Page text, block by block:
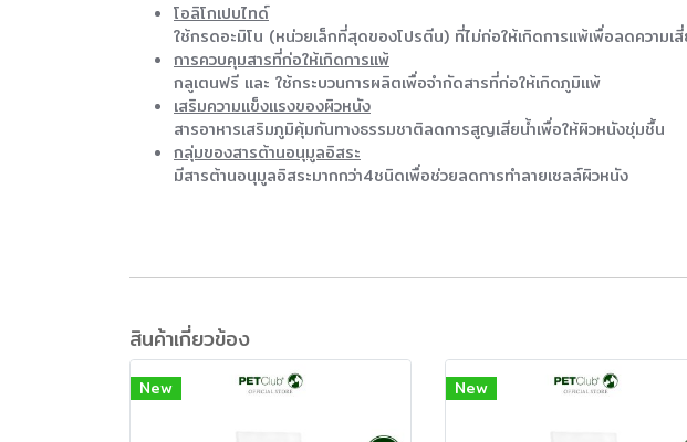
โอลิโกเปบไทด์
ใช้กรดอะมิโน (หน่วยเล็กที่สุดของโปรตีน) ที่ไม่ก่อให้เกิดการแพ้เพื่อลดความเ
การควบคุมสารที่ก่อให้เกิดการแพ้
กลูเตนฟรี และ ใช้กระบวนการผลิตเพื่อจำกัดสารที่ก่อให้เกิดภูมิแพ้
เสริมความแข็งแรงของผิวหนัง
สารอาหารเสริมภูมิคุ้มกันทางธรรมชาติลดการสูญเสียน้ำเพื่อให้ผิวหนังชุ่มชื้น
กลุ่มของสารต้านอนุมูลอิสระ
มีสารต้านอนุมูลอิสระมากกว่า4ชนิดเพื่อช่วยลดการทำลายเซลล์ผิวหนัง
สินค้าเกี่ยวข้อง
New New